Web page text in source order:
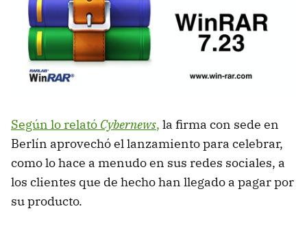
Según lo relató Cybernews, la firma con sede en
Berlín aprovechó el lanzamiento para celebrar,
como lo hace a menudo en sus redes sociales, a
los clientes que de hecho han llegado a pagar por
su producto.